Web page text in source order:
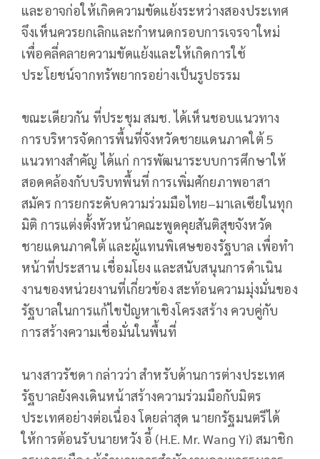
และอาจก่อให้เกิดความขัดแย้งระหว่างสองประเทศ
จึงเห็นควรยกเลิกและกำหนดกรอบการเจรจาใหม่
เพื่อคลี่คลายความขัดแย้งและให้เกิดการใช้
ประโยชน์จากทรัพยากรอย่างเป็นรูปธรรม
ขณะเดียวกัน ที่ประชุม สมช. ได้เห็นชอบแนวทาง
การบริหารจัดการพื้นที่จังหวัดชายแดนภาคใต้ 5
แนวทางสำคัญ ได้แก่ การพัฒนาระบบการศึกษาให้
สอดคล้องกับบริบทพื้นที่ การเพิ่มศักยภาพอาสา
สมัคร การยกระดับความร่วมมือไทย–มาเลเซียในทุก
มิติ การแต่งตั้งหัวหน้าคณะพูดคุยสันติสุขจังหวัด
ชายแดนภาคใต้ และผู้แทนพิเศษของรัฐบาล เพื่อทำ
หน้าที่ประสาน เชื่อมโยง และสนับสนุนการดำเนิน
งานของหน่วยงานที่เกี่ยวข้อง สะท้อนความมุ่งมั่นของ
รัฐบาลในการแก้ไขปัญหาเชิงโครงสร้าง ควบคู่กับ
การสร้างความเชื่อมั่นในพื้นที่
นางสาวรัชดา กล่าวว่า สำหรับด้านการต่างประเทศ
รัฐบาลยังคงเดินหน้าสร้างความร่วมมือกับมิตร
ประเทศอย่างต่อเนื่อง โดยล่าสุด นายกรัฐมนตรีได้
ให้การต้อนรับนายหวัง อี้ (H.E. Mr. Wang Yi) สมาชิก